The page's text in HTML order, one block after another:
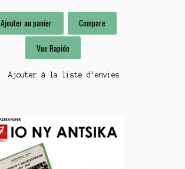
Ajouter au panier Compare
Vue Rapide
Ajouter à la liste d’envies